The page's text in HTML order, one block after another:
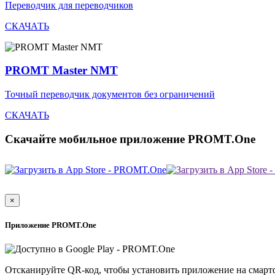
Переводчик для переводчиков
СКАЧАТЬ
PROMT Master NMT
Точный переводчик документов без ограничений
СКАЧАТЬ
Скачайте мобильное приложение PROMT.One
×
Приложение PROMT.One
Отсканируйте QR-код, чтобы установить приложение на